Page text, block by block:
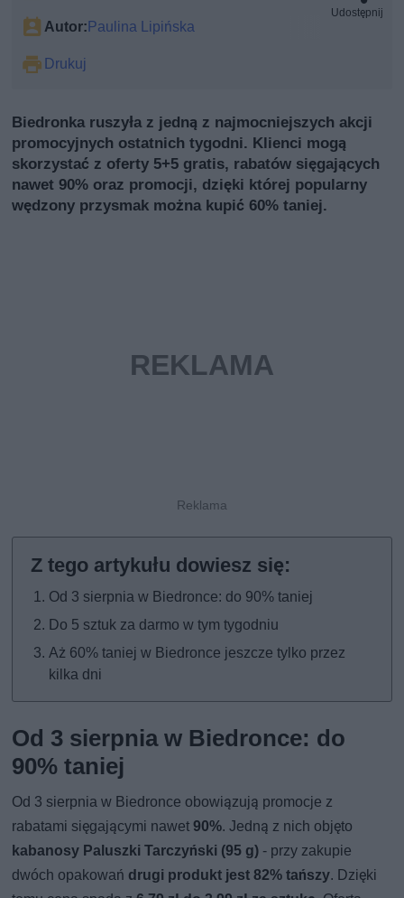
Autor: Paulina Lipińska
Drukuj
Udostępnij
Biedronka ruszyła z jedną z najmocniejszych akcji
promocyjnych ostatnich tygodni. Klienci mogą
skorzystać z oferty 5+5 gratis, rabatów sięgających
nawet 90% oraz promocji, dzięki której popularny
wędzony przysmak można kupić 60% taniej.
Od 3 sierpnia w Biedronce: do 90% taniej
Do 5 sztuk za darmo w tym tygodniu
Aż 60% taniej w Biedronce jeszcze tylko przez
kilka dni
Od 3 sierpnia w Biedronce: do
90% taniej
Od 3 sierpnia w Biedronce obowiązują promocje z
rabatami sięgającymi nawet90%. Jedną z nich objęto
kabanosy Paluszki Tarczyński (95 g) - przy zakupie
dwóch opakowań drugi produkt jest 82% tańszy. Dzięki